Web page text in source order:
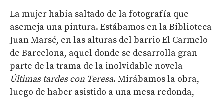
La mujer había saltado de la fotografía que
asemeja una pintura. Estábamos en la Biblioteca
Juan Marsé, en las alturas del barrio El Carmelo
de Barcelona, aquel donde se desarrolla gran
parte de la trama de la inolvidable novela
Últimas tardes con Teresa. Mirábamos la obra,
luego de haber asistido a una mesa redonda,